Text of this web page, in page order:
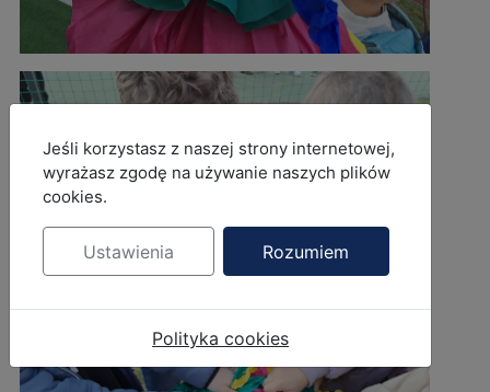
MOD_JBCOOKIES_LANG_HEADER_DEFAULT
Jeśli korzystasz z naszej strony internetowej,
wyrażasz zgodę na używanie naszych plików
cookies.
Ustawienia Rozumiem
Polityka cookies